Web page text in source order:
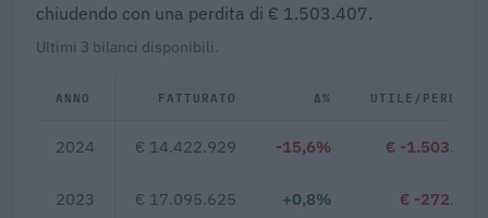
chiudendo con una perdita di € 1.503.407.
Ultimi 3 bilanci disponibili.
ANNO FATTURATO Δ% UTILE/PERDITA
2024 € 14.422.929 -15,6% € -1.503.407
2023 € 17.095.625 +0,8% € -272.643